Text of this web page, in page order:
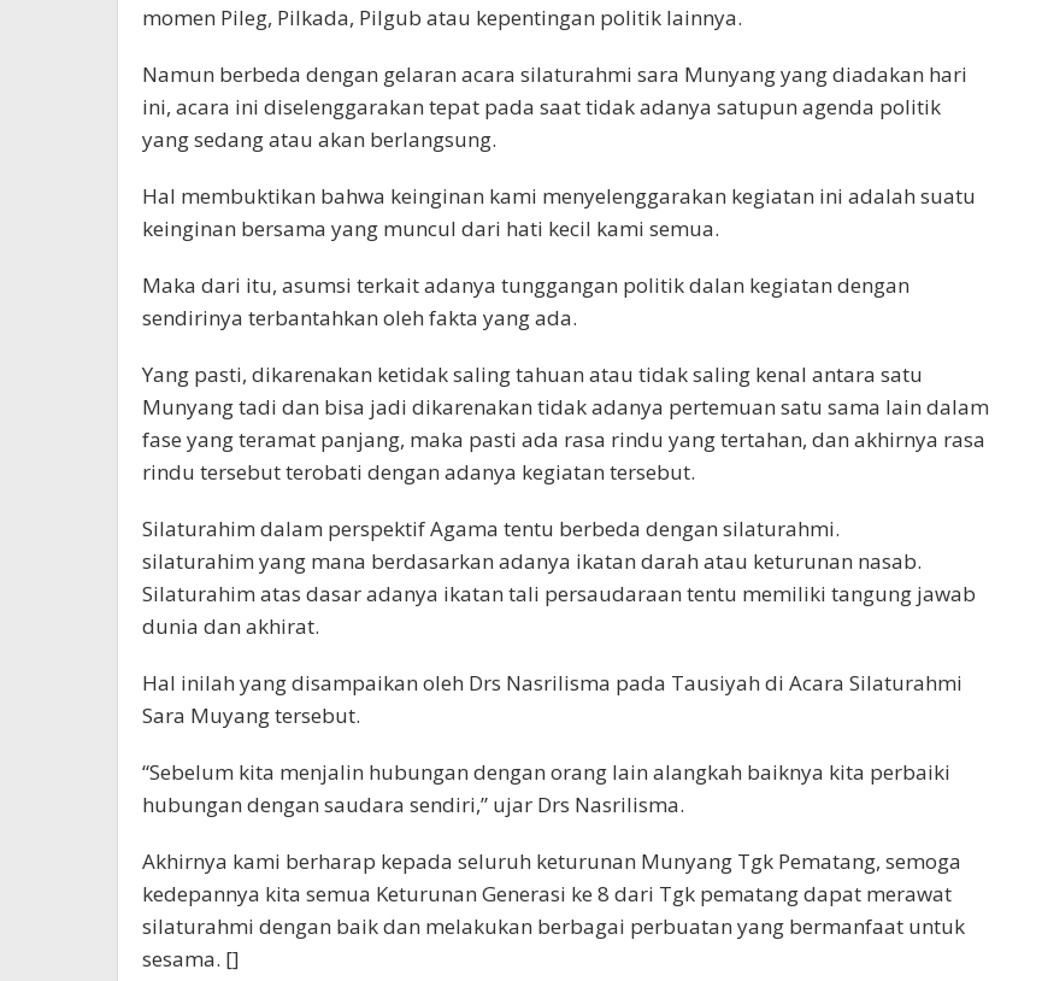
momen Pileg, Pilkada, Pilgub atau kepentingan politik lainnya.
Namun berbeda dengan gelaran acara silaturahmi sara Munyang yang diadakan hari
ini, acara ini diselenggarakan tepat pada saat tidak adanya satupun agenda politik
yang sedang atau akan berlangsung.
Hal membuktikan bahwa keinginan kami menyelenggarakan kegiatan ini adalah suatu
keinginan bersama yang muncul dari hati kecil kami semua.
Maka dari itu, asumsi terkait adanya tunggangan politik dalan kegiatan dengan
sendirinya terbantahkan oleh fakta yang ada.
Yang pasti, dikarenakan ketidak saling tahuan atau tidak saling kenal antara satu
Munyang tadi dan bisa jadi dikarenakan tidak adanya pertemuan satu sama lain dalam
fase yang teramat panjang, maka pasti ada rasa rindu yang tertahan, dan akhirnya rasa
rindu tersebut terobati dengan adanya kegiatan tersebut.
Silaturahim dalam perspektif Agama tentu berbeda dengan silaturahmi.
silaturahim yang mana berdasarkan adanya ikatan darah atau keturunan nasab.
Silaturahim atas dasar adanya ikatan tali persaudaraan tentu memiliki tangung jawab
dunia dan akhirat.
Hal inilah yang disampaikan oleh Drs Nasrilisma pada Tausiyah di Acara Silaturahmi
Sara Muyang tersebut.
“Sebelum kita menjalin hubungan dengan orang lain alangkah baiknya kita perbaiki
hubungan dengan saudara sendiri,” ujar Drs Nasrilisma.
Akhirnya kami berharap kepada seluruh keturunan Munyang Tgk Pematang, semoga
kedepannya kita semua Keturunan Generasi ke 8 dari Tgk pematang dapat merawat
silaturahmi dengan baik dan melakukan berbagai perbuatan yang bermanfaat untuk
sesama. []